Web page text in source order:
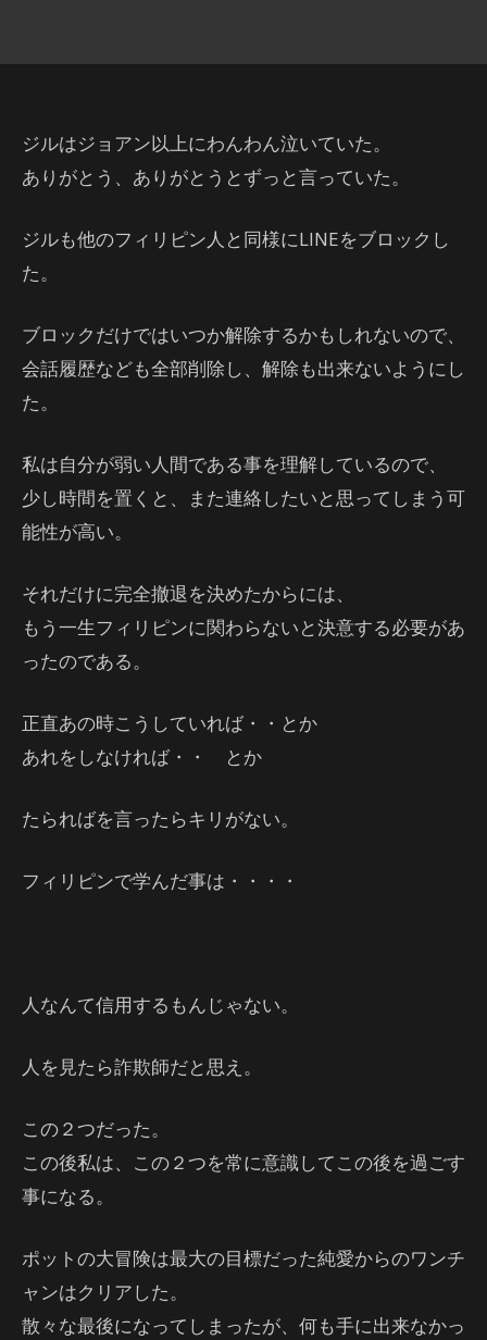
ジルはジョアン以上にわんわん泣いていた。
ありがとう、ありがとうとずっと言っていた。
ジルも他のフィリピン人と同様にLINEをブロックし
た。
ブロックだけではいつか解除するかもしれないので、
会話履歴なども全部削除し、解除も出来ないようにし
た。
私は自分が弱い人間である事を理解しているので、
少し時間を置くと、また連絡したいと思ってしまう可
能性が高い。
それだけに完全撤退を決めたからには、
もう一生フィリピンに関わらないと決意する必要があ
ったのである。
正直あの時こうしていれば・・とか
あれをしなければ・・ とか
たらればを言ったらキリがない。
フィリピンで学んだ事は・・・・
人なんて信用するもんじゃない。
人を見たら詐欺師だと思え。
この２つだった。
この後私は、この２つを常に意識してこの後を過ごす
事になる。
ポットの大冒険は最大の目標だった純愛からのワンチ
ャンはクリアした。
散々な最後になってしまったが、何も手に出来なかっ